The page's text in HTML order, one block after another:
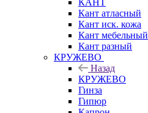
КАНТ
Кант атласный
Кант иск. кожа
Кант мебельный
Кант разный
КРУЖЕВО
Назад
КРУЖЕВО
Гинза
Гипюр